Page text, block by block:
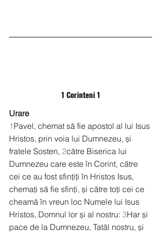
1 Corinteni 1
Urare
1 Pavel, chemat să fie apostol al lui Isus
Hristos, prin voia lui Dumnezeu, și
fratele Sosten, 2către Biserica lui
Dumnezeu care este în Corint, către
cei ce au fost sfințiți în Hristos Isus,
chemați să fie sfinți, și către toți cei ce
cheamă în vreun loc Numele lui Isus
Hristos, Domnul lor și al nostru: 3Har și
pace de la Dumnezeu, Tatăl nostru, și